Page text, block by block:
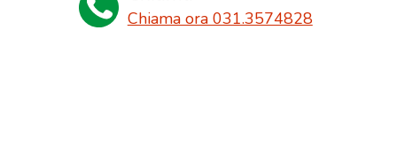
Chiama ora 031.3574828